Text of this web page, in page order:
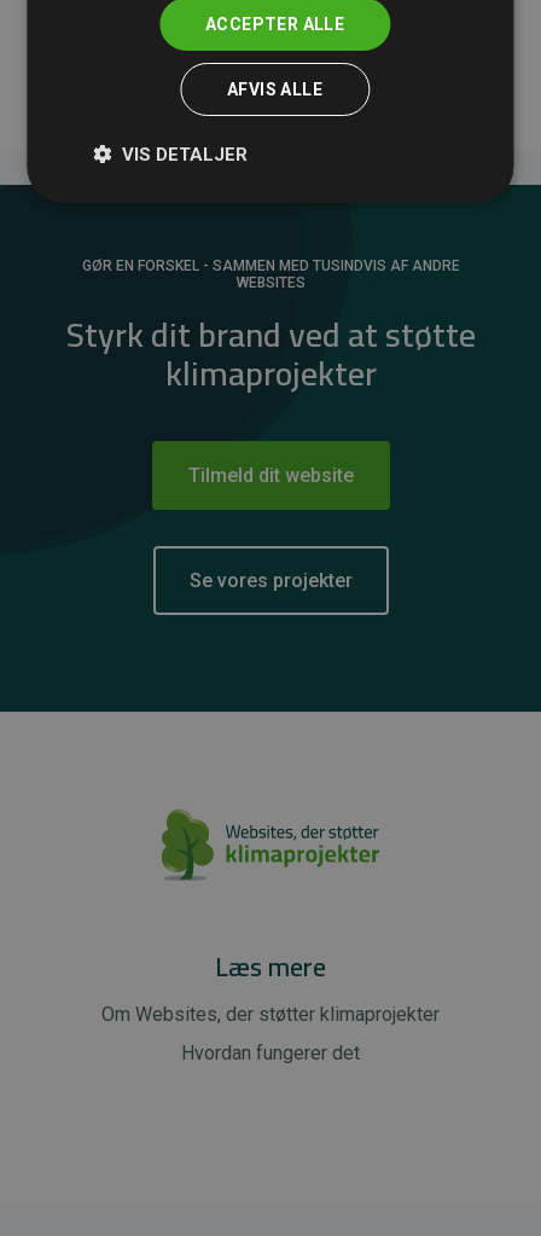
medlemmernes websites estimerede CO₂-
GØR EN FORSKEL - SAMMEN MED TUSINDVIS AF ANDRE
WEBSITES
Styrk dit brand ved at støtte
klimaprojekter
Tilmeld dit website
Se vores projekter
Læs mere
Om Websites, der støtter klimaprojekter
Hvordan fungerer det
ACCEPTER ALLE
AFVIS ALLE
VIS DETALJER